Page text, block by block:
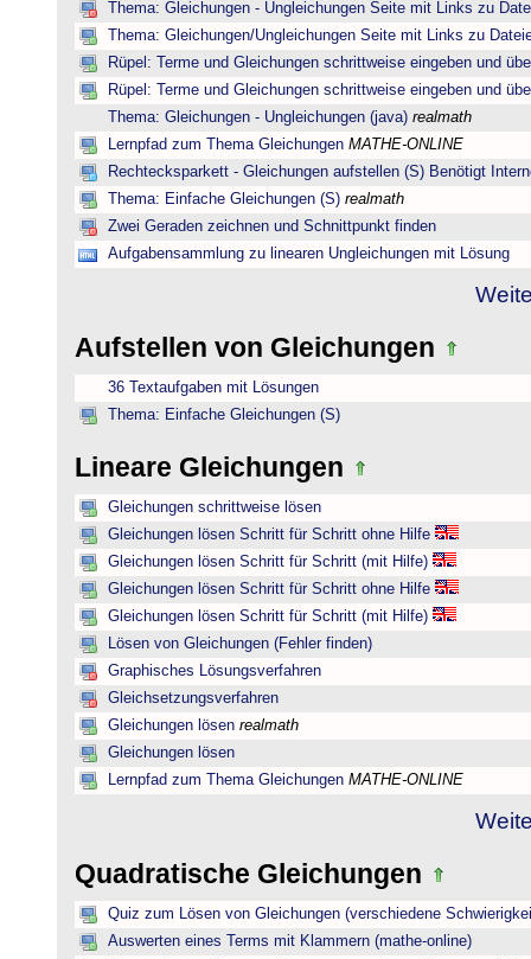
Thema: Gleichungen - Ungleichungen Seite mit Links zu
Thema: Gleichungen/Ungleichungen Seite mit Links zu
Rüpel: Terme und Gleichungen schrittweise eingeben und
Rüpel: Terme und Gleichungen schrittweise eingeben und
Thema: Gleichungen - Ungleichungen (java) realmath
Lernpfad zum Thema Gleichungen MATHE-ONLINE
Rechtecksparkett - Gleichungen aufstellen (S) Benötigt
Thema: Einfache Gleichungen (S) realmath
Zwei Geraden zeichnen und Schnittpunkt finden
Aufgabensammlung zu linearen Ungleichungen mit Lösung
Aufstellen von Gleichungen
36 Textaufgaben mit Lösungen
Thema: Einfache Gleichungen (S)
Lineare Gleichungen
Gleichungen schrittweise lösen
Gleichungen lösen Schritt für Schritt ohne Hilfe
Gleichungen lösen Schritt für Schritt (mit Hilfe)
Gleichungen lösen Schritt für Schritt ohne Hilfe
Gleichungen lösen Schritt für Schritt (mit Hilfe)
Lösen von Gleichungen (Fehler finden)
Graphisches Lösungsverfahren
Gleichsetzungsverfahren
Gleichungen lösen realmath
Gleichungen lösen
Lernpfad zum Thema Gleichungen MATHE-ONLINE
Quadratische Gleichungen
Quiz zum Lösen von Gleichungen (verschiedene
Auswerten eines Terms mit Klammern (mathe-online)